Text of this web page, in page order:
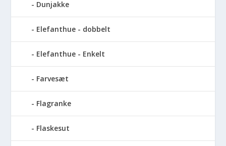
Dunjakke
Elefanthue - dobbelt
Elefanthue - Enkelt
Farvesæt
Flagranke
Flaskesut